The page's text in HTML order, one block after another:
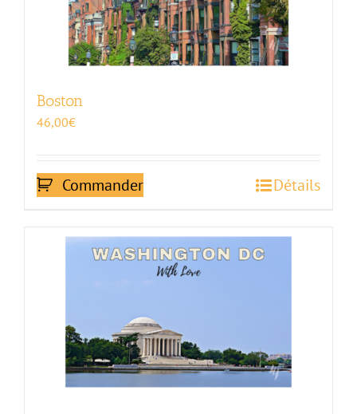
Boston
46,00€
Commander Détails